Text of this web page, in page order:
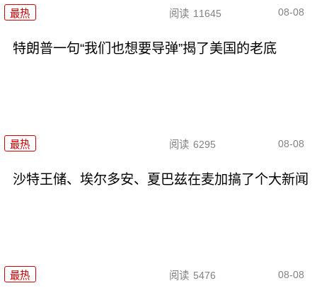
最热 阅读 11645 08-08
特朗普一句“我们也想要导弹”揭了美国的老底
最热 阅读 6295 08-08
沙特王储、埃尔多安、夏巴兹在麦加搞了个大新闻
最热 阅读 5476 08-08